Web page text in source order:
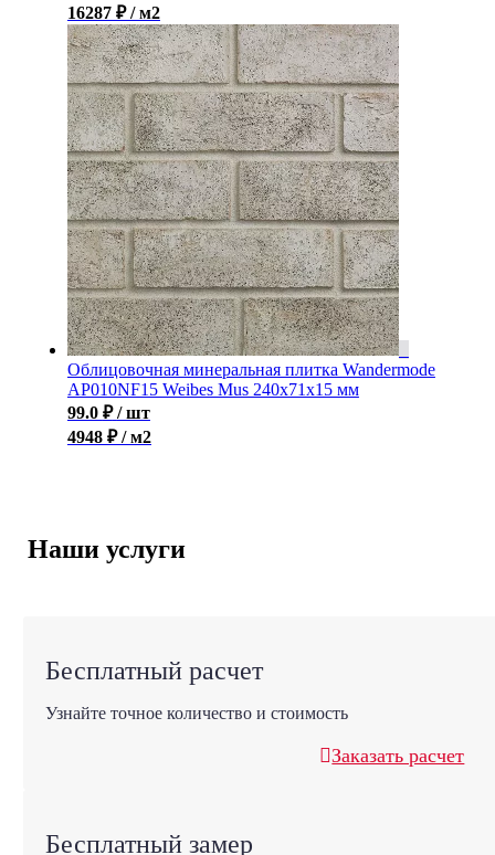
16287 ₽ / м2
Облицовочная минеральная плитка Wandermode
AP010NF15 Weibes Mus 240x71x15 мм
99.0 ₽ / шт
4948 ₽ / м2
Наши услуги
Бесплатный расчет
Узнайте точное количество и стоимость
Заказать расчет
Бесплатный замер